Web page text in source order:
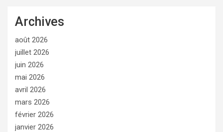
Archives
août 2026
juillet 2026
juin 2026
mai 2026
avril 2026
mars 2026
février 2026
janvier 2026